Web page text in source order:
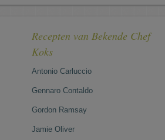
Recepten van Bekende Chef
Koks
Antonio Carluccio
Gennaro Contaldo
Gordon Ramsay
Jamie Oliver